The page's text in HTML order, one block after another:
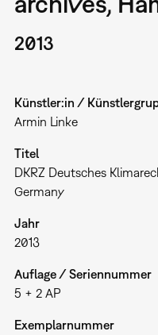
2013
Künstler:in /
Armin Linke
Titel
DKRZ Deutsches
Germany
Jahr
2013
Auflage / Seriennummer
5 + 2 AP
Exemplarnummer